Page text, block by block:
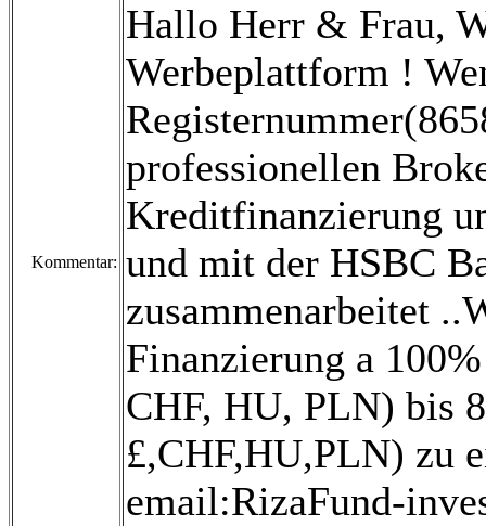
Kommentar:
Hallo Herr & Frau,
Werbeplattform !
professionellen
Kreditfinanzierung
und mit der HSBC
zusammenarbeitet
Finanzierung a
CHF, HU, PLN) bis
£,CHF,HU,PLN) zu
email:RizaFund-